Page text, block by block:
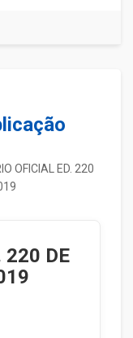
OFICIAL ED. 220
220 DE